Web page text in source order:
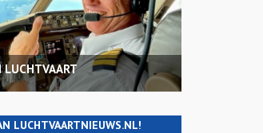
LUCHTVAART
LUCHTVAARTNIEUWS.NL!